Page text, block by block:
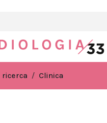
ricerca Clinica